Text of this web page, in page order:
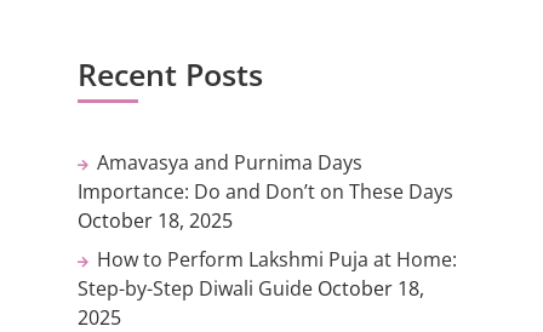
Recent Posts
Amavasya and Purnima Days
Importance: Do and Don’t on These Days
October 18, 2025
How to Perform Lakshmi Puja at Home:
Step-by-Step Diwali Guide October 18,
2025